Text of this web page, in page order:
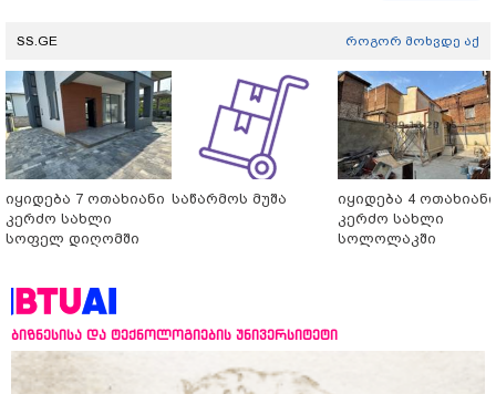
SS.GE როგორ მოხვდე აქ
იყიდება 7 ოთახიანი
კერძო სახლი
სოფელ დიღომში
საწარმოს მუშა
იყიდება 4 ოთახიანი
კერძო სახლი
სოლოლაკში
ბიზნესისა და ტექნოლოგიების უნივერსიტეტი